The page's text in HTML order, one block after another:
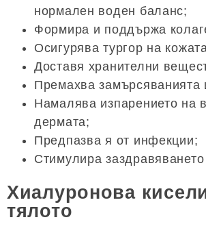
нормален воден баланс;
Формира и поддържа
Осигурява тургор на
Доставя хранителни
Премахва замърсяванията
Намалява изпарението на
дермата;
Предпазва я от инфекции;
Стимулира
Хиалуронова
тялото